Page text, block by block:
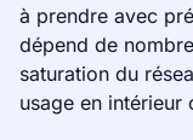
à prendre avec
dépend de
saturation du
usage en